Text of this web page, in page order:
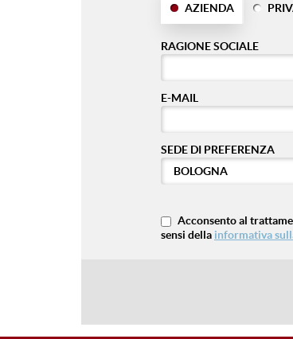
AZIENDA
RAGIONE SOCIALE
E-MAIL
SEDE DI PREFERENZA
Acconsento al
sensi della informativa